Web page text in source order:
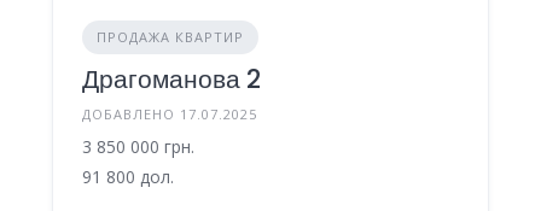
ПРОДАЖА КВАРТИР
Драгоманова 2
ДОБАВЛЕНО 17.07.2025
3 850 000 грн.
91 800 дол.